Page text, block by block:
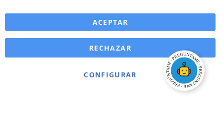
ACEPTAR
CONFIGURAR
RECHAZAR